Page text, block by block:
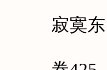
寂寞东